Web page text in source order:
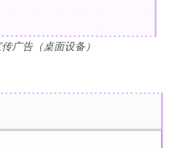
广告（桌面设备）